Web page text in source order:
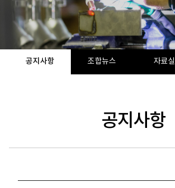
공지사항 조합뉴스 자료실
공지사항